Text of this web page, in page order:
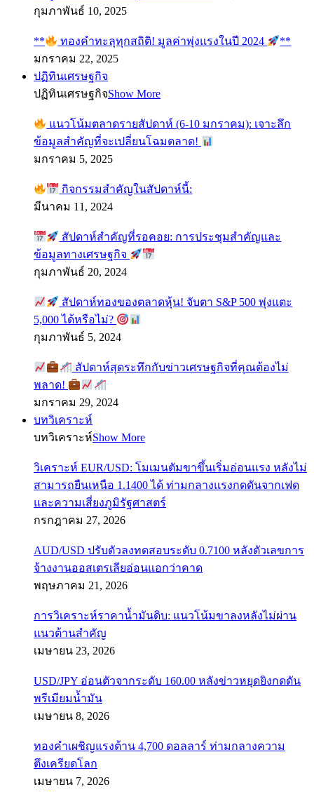
กุมภาพันธ์ 10, 2025
** ทองคำทะลุทุกสถิติ! มูลค่าพุ่งแรงในปี 2024
**
มกราคม 22, 2025
ปฏิทินเศรษฐกิจ
ปฏิทินเศรษฐกิจShow More
แนวโน้มตลาดรายสัปดาห์ (6-10 มกราคม): เจาะลึก
ข้อมูลสำคัญที่จะเปลี่ยนโฉมตลาด!
มกราคม 5, 2025
กิจกรรมสำคัญในสัปดาห์นี้:
มีนาคม 11, 2024
สัปดาห์สำคัญที่รอคอย: การประชุมสำคัญและ
ข้อมูลทางเศรษฐกิจ
กุมภาพันธ์ 20, 2024
สัปดาห์ทองของตลาดหุ้น! จับตา S&P 500 พุ่งแตะ
5,000 ได้หรือไม่?
กุมภาพันธ์ 5, 2024
สัปดาห์สุดระทึกกับข่าวเศรษฐกิจที่คุณต้องไม่
พลาด!
มกราคม 29, 2024
บทวิเคราะห์
บทวิเคราะห์Show More
วิเคราะห์ EUR/USD: โมเมนตัมขาขึ้นเริ่มอ่อนแรง หลังไม่
สามารถยืนเหนือ 1.1400 ได้ ท่ามกลางแรงกดดันจากเฟด
และความเสี่ยงภูมิรัฐศาสตร์
กรกฎาคม 27, 2026
AUD/USD ปรับตัวลงทดสอบระดับ 0.7100 หลังตัวเลขการ
จ้างงานออสเตรเลียอ่อนแอกว่าคาด
พฤษภาคม 21, 2026
การวิเคราะห์ราคาน้ำมันดิบ: แนวโน้มขาลงหลังไม่ผ่าน
แนวต้านสำคัญ
เมษายน 23, 2026
USD/JPY อ่อนตัวจากระดับ 160.00 หลังข่าวหยุดยิงกดดัน
พรีเมียมน้ำมัน
เมษายน 8, 2026
ทองคำเผชิญแรงต้าน 4,700 ดอลลาร์ ท่ามกลางความ
ตึงเครียดโลก
เมษายน 7, 2026